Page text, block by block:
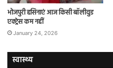
भोजपुरी हसिनाएं आज किसी बॉलीवुड
एक्ट्रेस कम नहीं
January 24, 2026
स्वास्थ्य